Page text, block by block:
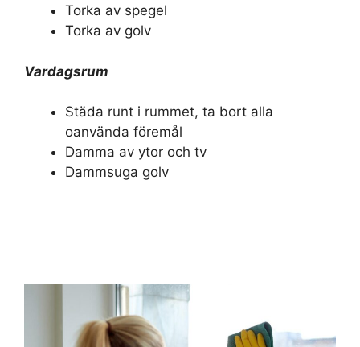
Torka av spegel
Torka av golv
Vardagsrum
Städa runt i rummet, ta bort alla
oanvända föremål
Damma av ytor och tv
Dammsuga golv